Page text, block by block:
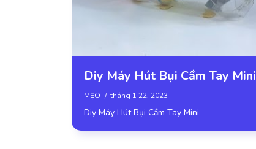
Diy Máy Hút Bụi Cầm Tay Mini
MẸO tháng 1 22, 2023
Diy Máy Hút Bụi Cầm Tay Mini